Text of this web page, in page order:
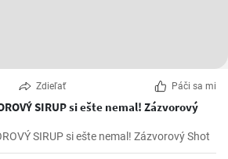
Zdieľať Páči sa mi
SIRUP si ešte nemal! Zázvorový
Takýto DOMÁCI ZÁZVOROVÝ SIRUP si ešte nemal! Zázvorový Shot